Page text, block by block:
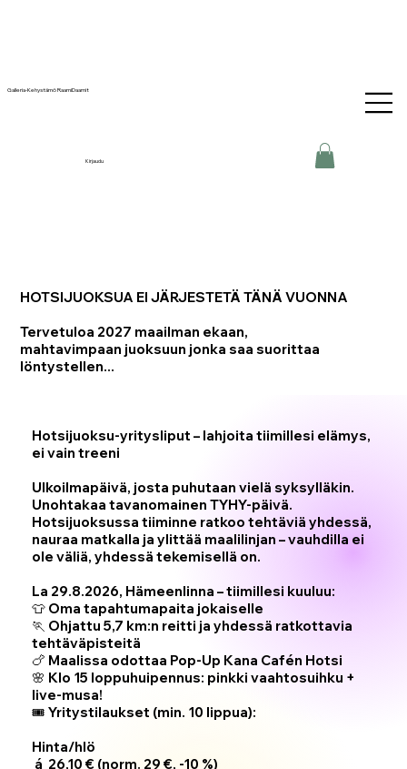
Galleria-Kehystämö RaamiDaamit
Kirjaudu
HOTSIJUOKSUA EI JÄRJESTETÄ TÄNÄ VUONNA
Tervetuloa 2027 maailman ekaan,
mahtavimpaan juoksuun jonka saa suorittaa
löntystellen...
Hotsijuoksu-yritysliput – lahjoita tiimillesi elämys,
ei vain treeni
Ulkoilmapäivä, josta puhutaan vielä syksylläkin.
Unohtakaa tavanomainen TYHY-päivä.
Hotsijuoksussa tiiminne ratkoo tehtäviä yhdessä,
nauraa matkalla ja ylittää maalilinjan – vauhdilla ei
ole väliä, yhdessä tekemisellä on.
La 29.8.2026, Hämeenlinna – tiimillesi kuuluu:
👕 Oma tapahtumapaita jokaiselle
🏃 Ohjattu 5,7 km:n reitti ja yhdessä ratkottavia
tehtäväpisteitä
🍗 Maalissa odottaa Pop-Up Kana Cafén Hotsi
🌸 Klo 15 loppuhuipennus: pinkki vaahtosuihku +
live-musa!
🎟️Yritystilaukset (min. 10 lippua):
Hinta/hlö
á 26,10 € (norm. 29 €, -10 %)